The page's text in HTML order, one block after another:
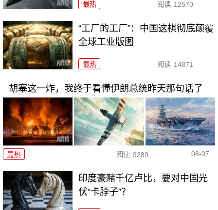
最热 阅读 12570
“工厂的工厂”：中国这棋彻底颠覆
全球工业版图
最热 阅读 14871
胡塞这一炸，我终于看懂伊朗总统昨天那句话了
最热 阅读 9289 08-07
印度豪赌千亿卢比，要对中国光
伏“卡脖子”？